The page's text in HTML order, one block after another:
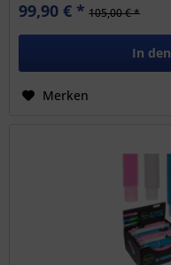
99,90 € * 105,00 € *
In den
Merken